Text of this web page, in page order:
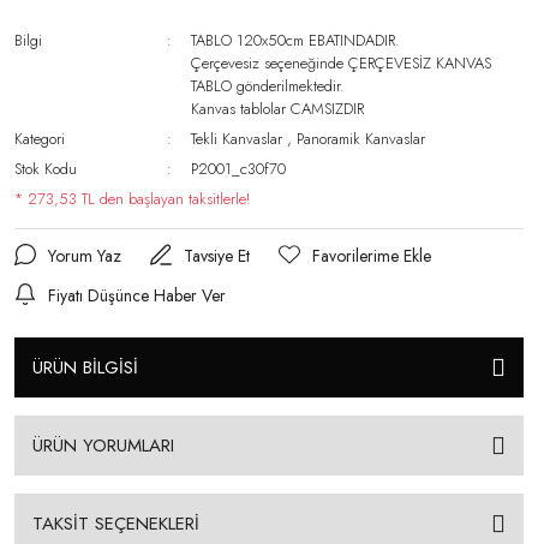
Bilgi
TABLO 120x50cm EBATINDADIR.
Çerçevesiz seçeneğinde ÇERÇEVESİZ KANVAS
TABLO gönderilmektedir.
Kanvas tablolar CAMSIZDIR
Kategori
Tekli Kanvaslar , Panoramik Kanvaslar
Stok Kodu
P2001_c30f70
* 273,53 TL den başlayan taksitlerle!
Yorum Yaz
Tavsiye Et
Fiyatı Düşünce Haber Ver
ÜRÜN BİLGİSİ
ÜRÜN YORUMLARI
TAKSİT SEÇENEKLERİ